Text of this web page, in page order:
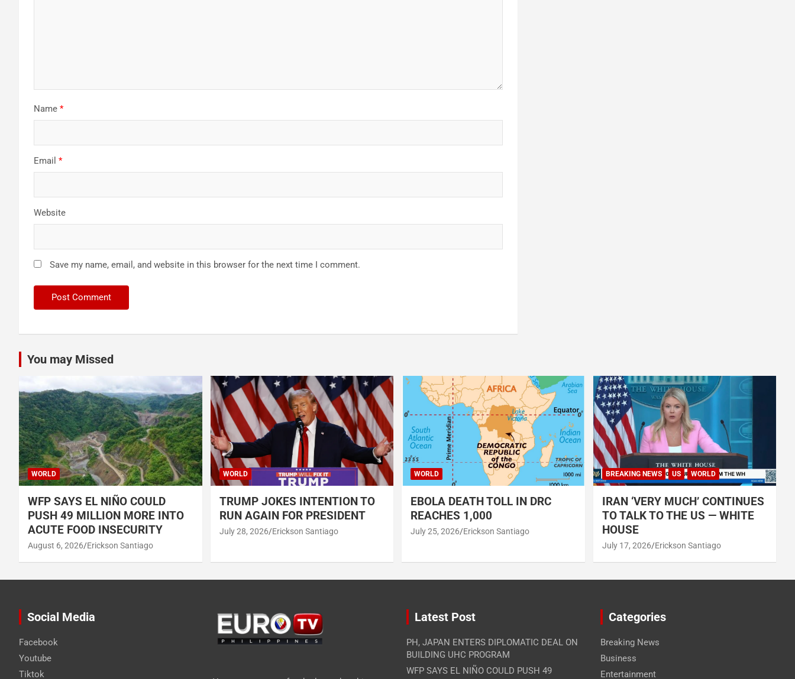
Name *
Email *
Website
Save my name, email, and website in this browser for the next time I comment.
You may Missed
WORLD
WFP SAYS EL NIÑO COULD
PUSH 49 MILLION MORE INTO
ACUTE FOOD INSECURITY
August 6, 2026 Erickson Santiago
WORLD
TRUMP JOKES INTENTION TO
RUN AGAIN FOR PRESIDENT
July 28, 2026 Erickson Santiago
WORLD
EBOLA DEATH TOLL IN DRC
REACHES 1,000
July 25, 2026 Erickson Santiago
BREAKING NEWS US WORLD
IRAN ‘VERY MUCH’ CONTINUES
TO TALK TO THE US — WHITE
HOUSE
July 17, 2026 Erickson Santiago
Social Media
Facebook
Youtube
Tiktok
Latest Post
PH, JAPAN ENTERS DIPLOMATIC DEAL ON
BUILDING UHC PROGRAM
WFP SAYS EL NIÑO COULD PUSH 49
Categories
Breaking News
Business
Entertainment